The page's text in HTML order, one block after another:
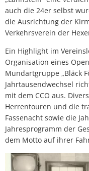
auch die 24er selbst
die Ausrichtung der
Verkehrsverein der
Ein Highlight im
Organisation eines
Mundartgruppe „Bläck
Jahrtausendwechsel
mit dem CCO aus.
Herrentouren und die
Fassenacht sowie die
Jahresprogramm der
dem Motto auf ihrer